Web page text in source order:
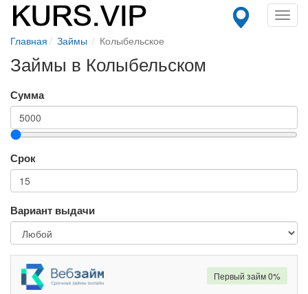
Главная Займы Колыбельское
Займы в Колыбельском
Сумма
Срок
Вариант выдачи
Первый займ 0%